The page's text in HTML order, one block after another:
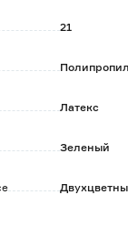
данный момент
21
Латекс
Зеленый